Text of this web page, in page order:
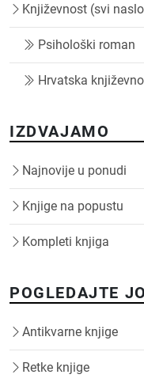
Književnost (svi
Psihološki roman
Hrvatska
IZDVAJAMO
Najnovije u ponudi
Knjige na popustu
Kompleti knjiga
POGLEDAJTE
Antikvarne knjige
Retke knjige